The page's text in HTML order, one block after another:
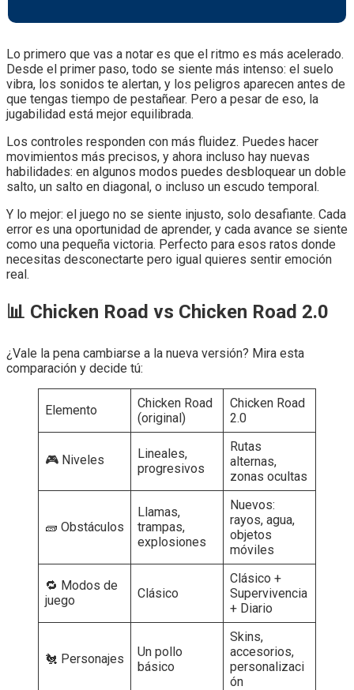
Lo primero que vas a notar es que el ritmo es más acelerado.
Desde el primer paso, todo se siente más intenso: el suelo
vibra, los sonidos te alertan, y los peligros aparecen antes de
que tengas tiempo de pestañear. Pero a pesar de eso, la
jugabilidad está mejor equilibrada.
Los controles responden con más fluidez. Puedes hacer
movimientos más precisos, y ahora incluso hay nuevas
habilidades: en algunos modos puedes desbloquear un doble
salto, un salto en diagonal, o incluso un escudo temporal.
Y lo mejor: el juego no se siente injusto, solo desafiante. Cada
error es una oportunidad de aprender, y cada avance se siente
como una pequeña victoria. Perfecto para esos ratos donde
necesitas desconectarte pero igual quieres sentir emoción
real.
📊 Chicken Road vs Chicken Road 2.0
¿Vale la pena cambiarse a la nueva versión? Mira esta
comparación y decide tú:
Elemento
Chicken Road
(original)
Chicken Road
2.0
🎮 Niveles
Lineales,
progresivos
Rutas
alternas,
zonas ocultas
🧱 Obstáculos
Llamas,
trampas,
explosiones
Nuevos:
rayos, agua,
objetos
móviles
🔁 Modos de
juego
Clásico
Clásico +
Supervivencia
+ Diario
🐔 Personajes
Un pollo
básico
Skins,
accesorios,
personalizaci
ón